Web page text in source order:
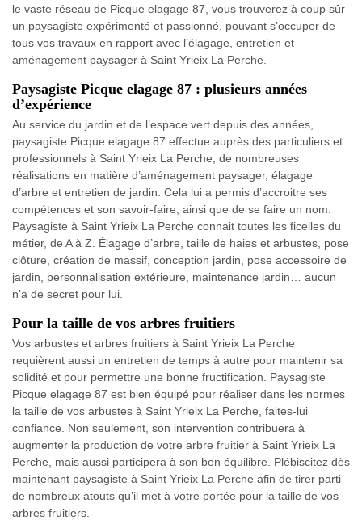
le vaste réseau de Picque elagage 87, vous trouverez à coup sûr
un paysagiste expérimenté et passionné, pouvant s’occuper de
tous vos travaux en rapport avec l’élagage, entretien et
aménagement paysager à Saint Yrieix La Perche.
Paysagiste Picque elagage 87 : plusieurs années
d’expérience
Au service du jardin et de l’espace vert depuis des années,
paysagiste Picque elagage 87 effectue auprès des particuliers et
professionnels à Saint Yrieix La Perche, de nombreuses
réalisations en matière d’aménagement paysager, élagage
d’arbre et entretien de jardin. Cela lui a permis d’accroitre ses
compétences et son savoir-faire, ainsi que de se faire un nom.
Paysagiste à Saint Yrieix La Perche connait toutes les ficelles du
métier, de A à Z. Élagage d’arbre, taille de haies et arbustes, pose
clôture, création de massif, conception jardin, pose accessoire de
jardin, personnalisation extérieure, maintenance jardin… aucun
n’a de secret pour lui.
Pour la taille de vos arbres fruitiers
Vos arbustes et arbres fruitiers à Saint Yrieix La Perche
requièrent aussi un entretien de temps à autre pour maintenir sa
solidité et pour permettre une bonne fructification. Paysagiste
Picque elagage 87 est bien équipé pour réaliser dans les normes
la taille de vos arbustes à Saint Yrieix La Perche, faites-lui
confiance. Non seulement, son intervention contribuera à
augmenter la production de votre arbre fruitier à Saint Yrieix La
Perche, mais aussi participera à son bon équilibre. Plébiscitez dès
maintenant paysagiste à Saint Yrieix La Perche afin de tirer parti
de nombreux atouts qu’il met à votre portée pour la taille de vos
arbres fruitiers.